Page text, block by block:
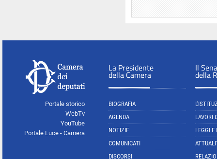
Portale storico
WebTv
YouTube
Portale Luce - Camera
La Presidente
della Camera
BIOGRAFIA
AGENDA
NOTIZIE
COMUNICATI
DISCORSI
Il
della
LAVORI
LEGGI E